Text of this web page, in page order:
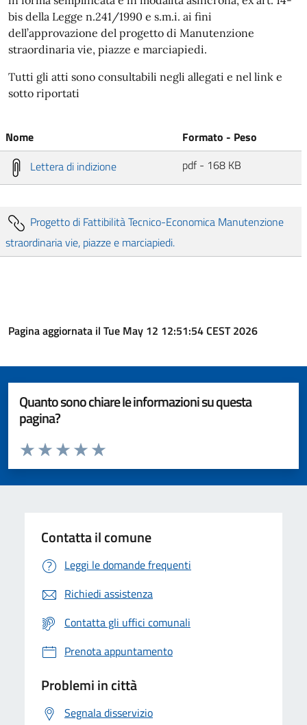
bis della Legge n.241/1990 e s.m.i. ai fini
dell’approvazione del progetto di Manutenzione
straordinaria vie, piazze e marciapiedi.
Tutti gli atti sono consultabili negli allegati e nel link e
sotto riportati
Nome
Formato - Peso
Lettera di indizione
pdf - 168 KB
Progetto di Fattibilità Tecnico-Economica Manutenzione
straordinaria vie, piazze e marciapiedi.
Pagina aggiornata il Tue May 12 12:51:54 CEST 2026
Quanto sono chiare le informazioni su questa
pagina?
Valuta da 1 a 5 stelle la pagina
Valuta 5 stelle su 5
Valuta 4 stelle su 5
Valuta 3 stelle su 5
Valuta 2 stelle su 5
Valuta 1 stelle su 5
Contatta il comune
Leggi le domande frequenti
Richiedi assistenza
Contatta gli uffici comunali
Prenota appuntamento
Problemi in città
Segnala disservizio